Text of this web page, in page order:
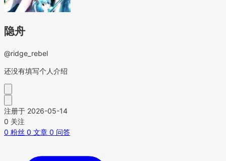
隐舟
@ridge_rebel
还没有填写个人介绍
注册于 2026-05-14
0 关注
0 粉丝 0 文章 0 问答